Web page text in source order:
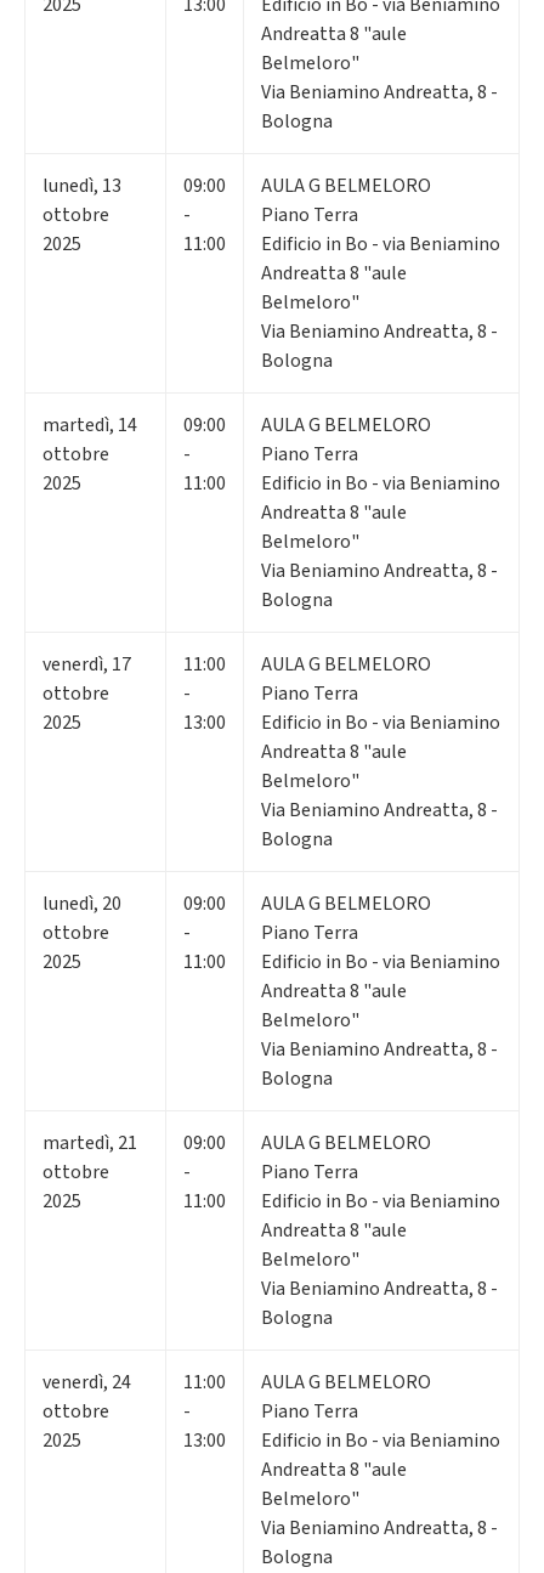
Andreatta 8 "aule
Belmeloro"
Via Beniamino Andreatta, 8 -
Bologna
lunedì, 13
ottobre
2025
09:00
-
11:00
AULA G BELMELORO
Piano Terra
Edificio in Bo - via Beniamino
Andreatta 8 "aule
Belmeloro"
Via Beniamino Andreatta, 8 -
Bologna
martedì, 14
ottobre
2025
09:00
-
11:00
AULA G BELMELORO
Piano Terra
Edificio in Bo - via Beniamino
Andreatta 8 "aule
Belmeloro"
Via Beniamino Andreatta, 8 -
Bologna
venerdì, 17
ottobre
2025
11:00
-
13:00
AULA G BELMELORO
Piano Terra
Edificio in Bo - via Beniamino
Andreatta 8 "aule
Belmeloro"
Via Beniamino Andreatta, 8 -
Bologna
lunedì, 20
ottobre
2025
09:00
-
11:00
AULA G BELMELORO
Piano Terra
Edificio in Bo - via Beniamino
Andreatta 8 "aule
Belmeloro"
Via Beniamino Andreatta, 8 -
Bologna
martedì, 21
ottobre
2025
09:00
-
11:00
AULA G BELMELORO
Piano Terra
Edificio in Bo - via Beniamino
Andreatta 8 "aule
Belmeloro"
Via Beniamino Andreatta, 8 -
Bologna
venerdì, 24
ottobre
2025
11:00
-
13:00
AULA G BELMELORO
Piano Terra
Edificio in Bo - via Beniamino
Andreatta 8 "aule
Belmeloro"
Via Beniamino Andreatta, 8 -
Bologna